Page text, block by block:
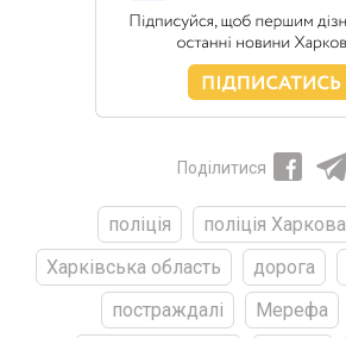
Поділитися
поліція поліція Харкова
Харківська область
дорога
постраждалі
Мерефа